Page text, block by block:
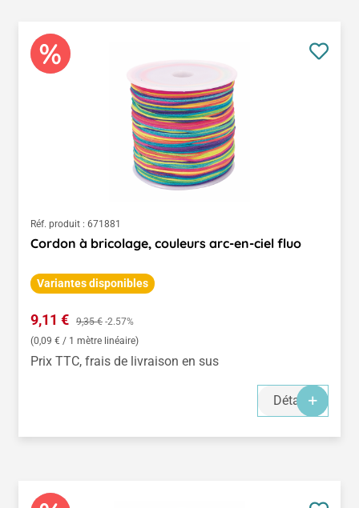
Réf. produit : 671881
Cordon à bricolage, couleurs arc-en-ciel fluo
Variantes disponibles
Prix de vente :
9,11 € Prix régulier :
9,35 € -2.57%
(0,09 € / 1 mètre linéaire)
Prix TTC, frais de livraison en sus
Détails